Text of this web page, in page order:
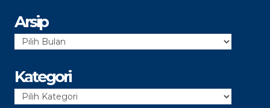
Arsip
Arsip
Kategori
Kategori